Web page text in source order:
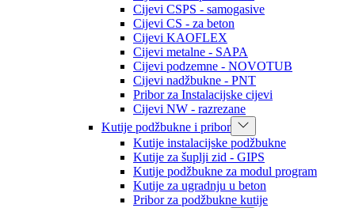
Cijevi CSPS - samogasive
Cijevi CS - za beton
Cijevi KAOFLEX
Cijevi metalne - SAPA
Cijevi podzemne - NOVOTUB
Cijevi nadžbukne - PNT
Pribor za Instalacijske cijevi
Cijevi NW - razrezane
Kutije podžbukne i pribor
Kutije instalacijske podžbukne
Kutije za šuplji zid - GIPS
Kutije podžbukne za modul program
Kutije za ugradnju u beton
Pribor za podžbukne kutije